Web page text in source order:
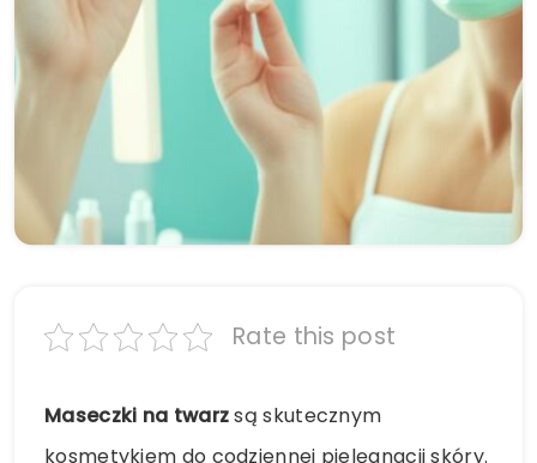
Rate this post
Maseczki na twarzsą skutecznym
kosmetykiem do codziennej pielęgnacji skóry.